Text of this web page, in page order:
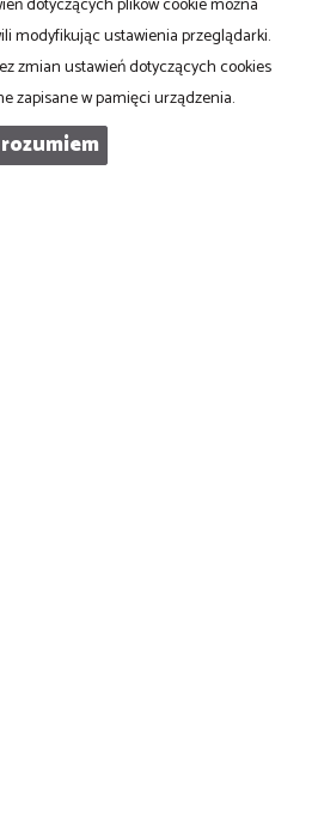
modyfikując ustawienia przeglądarki.
zmian ustawień dotyczących cookies
zapisane w pamięci urządzenia.
rozumiem